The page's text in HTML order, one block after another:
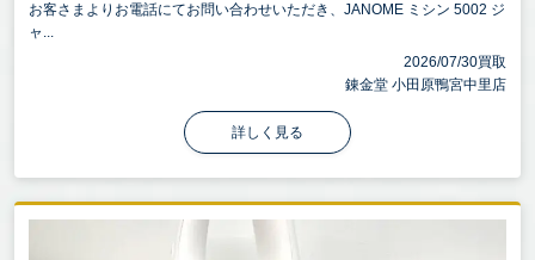
お客さまよりお電話にてお問い合わせいただき、JANOME ミシン 5002 ジ
ャ...
2026/07/30買取
錬金堂 小田原鴨宮中里店
詳しく見る